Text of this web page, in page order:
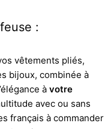
:
vêtements pliés,
bijoux, combinée à
à votre
avec ou sans
français à commander